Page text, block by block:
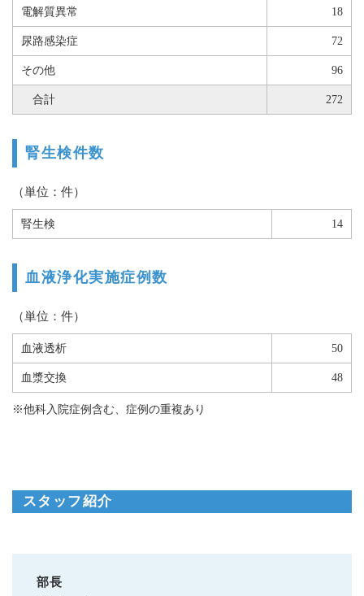
電解質異常 18
尿路感染症 72
その他 96
合計 272
腎生検件数
（単位：件）
腎生検 14
血液浄化実施症例数
（単位：件）
血液透析 50
血漿交換 48
※他科入院症例含む、症例の重複あり
スタッフ紹介
部長